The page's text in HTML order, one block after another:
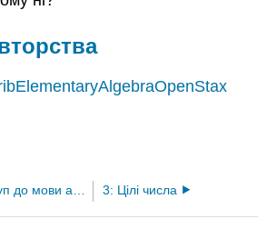
3: Цілі числа